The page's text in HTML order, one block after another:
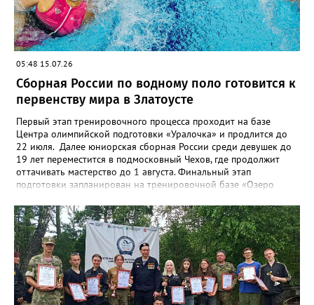
05:48 15.07.26
Сборная России по водному поло готовится к
первенству мира в Златоусте
Первый этап тренировочного процесса проходит на базе
Центра олимпийской подготовки «Уралочка» и продлится до
22 июля. Далее юниорская сборная России среди девушек до
19 лет переместится в подмосковный Чехов, где продолжит
оттачивать мастерство до 1 августа. Финальный этап
подготовки запланирован на тренировочной базе «Озеро
испанском городе Пуэрто-де-ла-Крус. Национальную сборную
на этом турнире возглавит тренер златоустовской «Уралочки»
Дмитрий Андреев.